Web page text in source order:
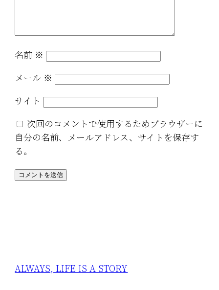
名前 ※
メール ※
サイト
次回のコメントで使用するためブラウザーに
自分の名前、メールアドレス、サイトを保存す
る。
ALWAYS, LIFE IS A STORY